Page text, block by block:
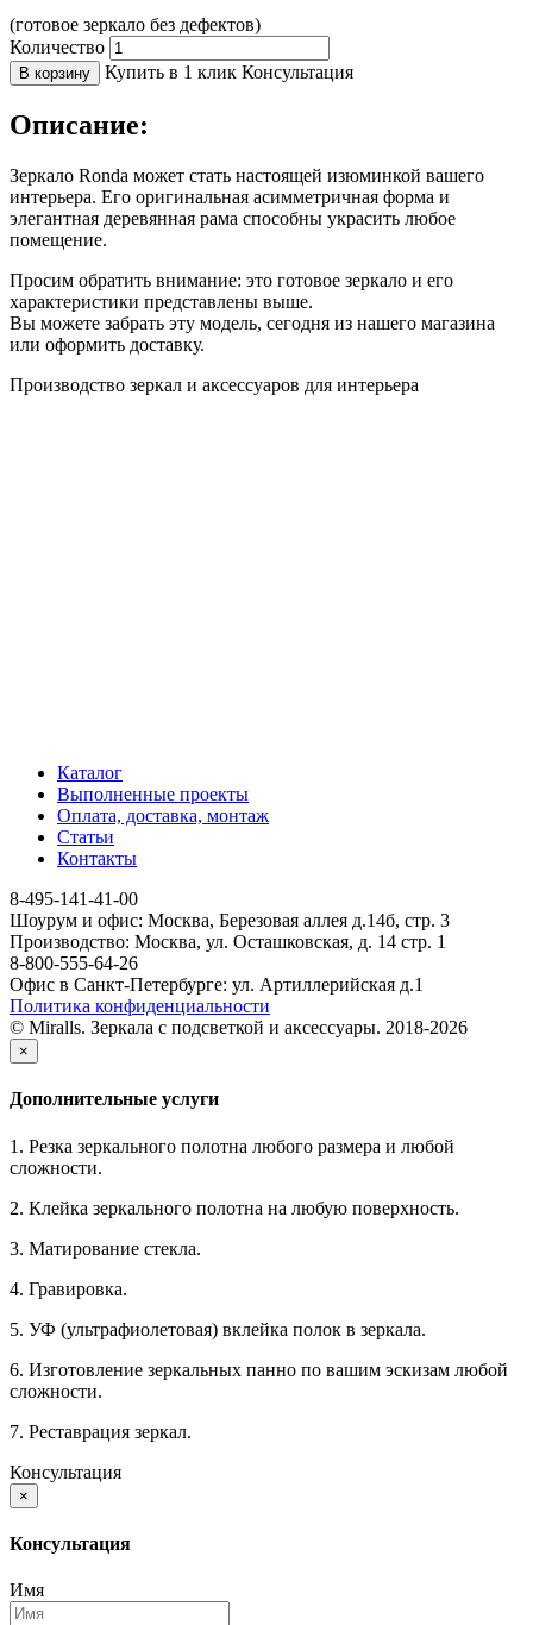
(готовое зеркало без дефектов)
Количество
В корзину Купить в 1 клик Консультация
Описание:
Зеркало Ronda может стать настоящей изюминкой вашего
интерьера. Его оригинальная асимметричная форма и
элегантная деревянная рама способны украсить любое
помещение.
Просим обратить внимание: это готовое зеркало и его
характеристики представлены выше.
Вы можете забрать эту модель, сегодня из нашего магазина
или оформить доставку.
Производство зеркал и аксессуаров для интерьера
Каталог
Выполненные проекты
Оплата, доставка, монтаж
Статьи
Контакты
8-495-141-41-00
Шоурум и офис: Москва, Березовая аллея д.14б, стр. 3
Производство: Москва, ул. Осташковская, д. 14 стр. 1
8-800-555-64-26
Офис в Санкт-Петербурге: ул. Артиллерийская д.1
Политика конфиденциальности
© Miralls. Зеркала с подсветкой и аксессуары. 2018-2026
×
Дополнительные услуги
1. Резка зеркального полотна любого размера и любой
сложности.
2. Клейка зеркального полотна на любую поверхность.
3. Матирование стекла.
4. Гравировка.
5. УФ (ультрафиолетовая) вклейка полок в зеркала.
6. Изготовление зеркальных панно по вашим эскизам любой
сложности.
7. Реставрация зеркал.
Консультация
×
Консультация
Имя